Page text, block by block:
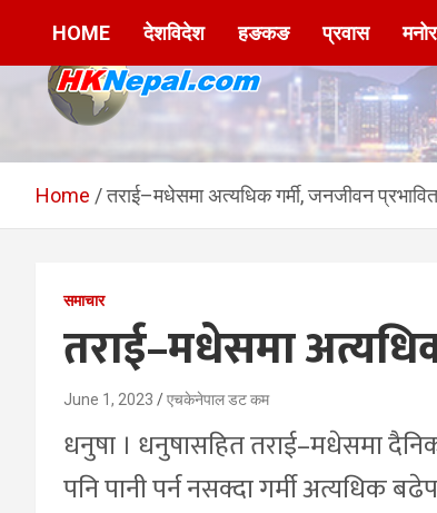
HKNepal.com –
हङकङबाट सञ्चालित
hknepal, hknepal.com, hk nepal, hk nepal com
HOME देशविदेश हङकङ प्रवास
Home तराई–मधेसमा अत्यधिक गर्मी, जनजीवन प्रभावित
समाचार
तराई–मधेसमा
June 1, 2023 एचकेनेपाल डट कम
धनुषा । धनुषासहित तराई–मधेसमा
पनि पानी पर्न नसक्दा गर्मी अत्यधिक